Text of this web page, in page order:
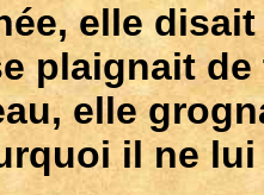
elle disait
plaignait
elle
il ne